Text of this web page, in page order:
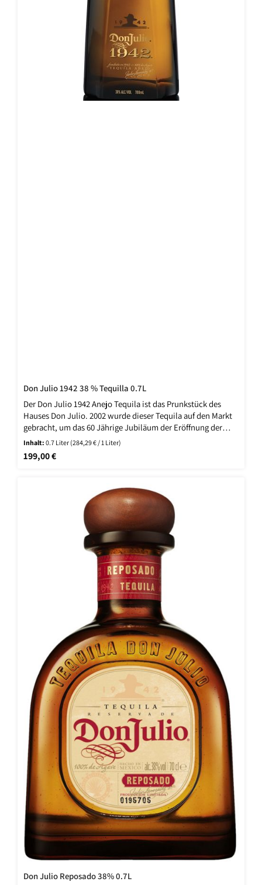
Don Julio 1942 38 % Tequilla 0.7L
Der Don Julio 1942 Anejo Tequila ist das Prunkstück des
Hauses Don Julio. 2002 wurde dieser Tequila auf den Markt
gebracht, um das 60 Jährige Jubiläum der Eröffnung der
ersten Don Julio Brennerei zu würdigen. Für diesen nur in
kleiner Stückzahl produzierten Tequila werden
ausschließlich die besten Agaven verwendet. Diese werden
anschließend langsam vergoren und zu guter Letzt sorgfältig
destilliert. Das Besondere an diesem Tequila ist die zweite
Destillation in Destillationsblasen, welche gewöhnlich zum
Destillieren für Whisk(e)ys oder Brandys verwendet werden.
Dadurch erhält der Don Julio 1942 Anejo eine Komplexität,
welche andere Anejo Tequilas fehlt. Es folgt die Reifung in
Eichenfässern, in welchen zuvor der Don Julio Reposado
reifen durfte. Die Reife wird erst dann beendet, wenn der
Tequila sein Gleichgewicht aus Aromatik, Finesse und
Harmonie erreicht hat. Dies dauert bis zu 38 Monate, jedoch
mindestens 2 Jahre. Das Ergebnis ist ein Anejo Tequila von
herausragender Qualität. In der Nase ist er Süß, geprägt von
Karamell, Toffee und roten Früchten gepaart mit einem
Hauch Vanille. Geschmacklich erinnert der Don Julio 1942
Anejo an kraftvolle, geröstete Agave in Verbindung mit
Vanille und tropischen, sonnengereiften Früchten. Töne von
leicht salzigem Karamell mischen sich darunter, welche
durch das diskontinuierliche Brennverfahren in
Destillationsblasen stammt. Das Finish ist langanhaltend
von der Süße der Agave geprägt sowie von Eiche und
Vanille.
Inhalt:0.7 Liter (284,29 € / 1 Liter)
Regulärer Preis:
199,00 €
Don Julio Reposado 38% 0.7L